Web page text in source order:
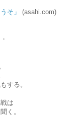
そ」 (asahi.com)
する。
は
く。